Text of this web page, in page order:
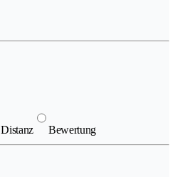
Distanz Bewertung